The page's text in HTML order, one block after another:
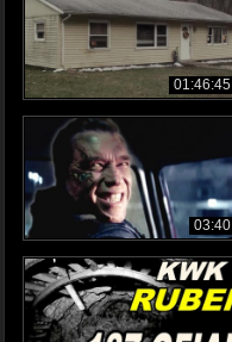
01:46:45
03:40